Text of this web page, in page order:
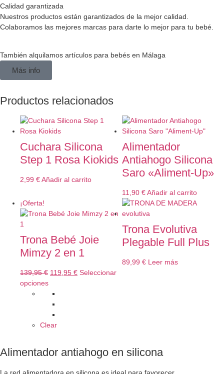
Calidad garantizada
Nuestros productos están garantizados de la mejor calidad.
Colaboramos las mejores marcas para darte lo mejor para tu bebé.
También alquilamos artículos para bebés en Málaga
Más info
Productos relacionados
Cuchara Silicona
Step 1 Rosa Kiokids
2,99 €Añadir al carrito
Alimentador
Antiahogo Silicona
Saro «Aliment-Up»
11,90 €Añadir al carrito
¡Oferta!
Trona Bebé Joie
Mimzy 2 en 1
139,95€ 119,95 € Seleccionar
opciones
Clear
Trona Evolutiva
Plegable Full Plus
89,99 € Leer más
Alimentador antiahogo en silicona